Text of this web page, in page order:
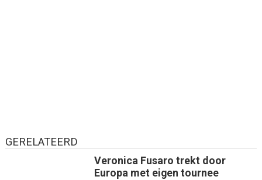
GERELATEERD
Veronica Fusaro trekt door
Europa met eigen tournee